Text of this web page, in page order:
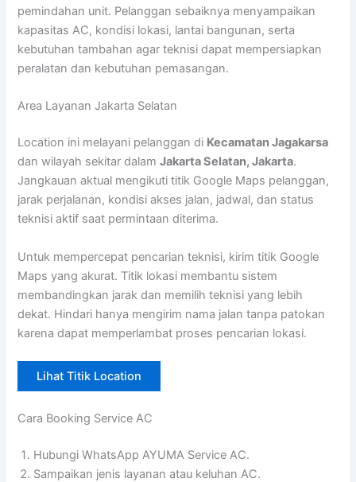
pemindahan unit. Pelanggan sebaiknya menyampaikan
kapasitas AC, kondisi lokasi, lantai bangunan, serta
kebutuhan tambahan agar teknisi dapat mempersiapkan
peralatan dan kebutuhan pemasangan.
Area Layanan Jakarta Selatan
Location ini melayani pelanggan di Kecamatan Jagakarsa
dan wilayah sekitar dalamJakarta Selatan, Jakarta.
Jangkauan aktual mengikuti titik Google Maps pelanggan,
jarak perjalanan, kondisi akses jalan, jadwal, dan status
teknisi aktif saat permintaan diterima.
Untuk mempercepat pencarian teknisi, kirim titik Google
Maps yang akurat. Titik lokasi membantu sistem
membandingkan jarak dan memilih teknisi yang lebih
dekat. Hindari hanya mengirim nama jalan tanpa patokan
karena dapat memperlambat proses pencarian lokasi.
Lihat Titik Location
Cara Booking Service AC
Hubungi WhatsApp AYUMA Service AC.
Sampaikan jenis layanan atau keluhan AC.